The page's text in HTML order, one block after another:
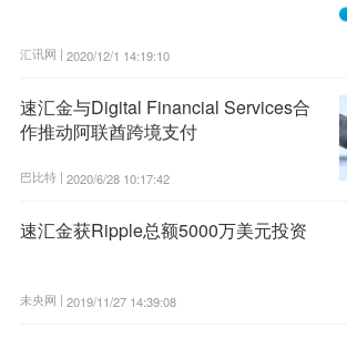
汇讯网 | 2020/12/1 14:19:10
速汇金与Digital Financial Services合
作推动阿联酋跨境支付
巴比特 | 2020/6/28 10:17:42
速汇金获Ripple总额5000万美元投资
未央网 | 2019/11/27 14:39:08